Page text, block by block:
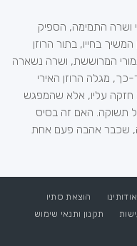
ושרה התמימה, הספיק
בחייו, בתור הרוזן
המרוששת, ושרה נשארה
מגלה הרוזן האירי
חזקה עליו, אלא שהמפגש
תשוקה. האם זה בסיס
שכבר אהבה פעם אחת
אודותינו
הוצאת סתיו
תקנון ותנאי שימוש